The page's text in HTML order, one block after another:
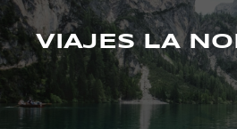
Saltar
al
contenidoVIAJES LA